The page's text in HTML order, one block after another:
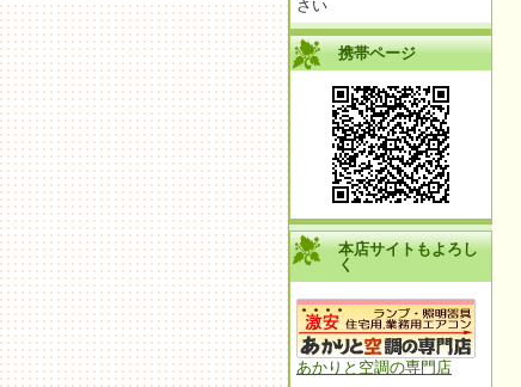
さい
携帯ページ
本店サイトもよろし
く
あかりと空調の専門店